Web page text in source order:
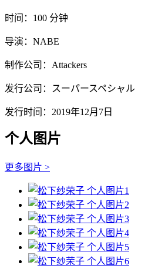
时间：100 分钟
导演：NABE
制作公司：Attackers
发行公司：スーパースペシャル
发行时间：2019年12月7日
个人图片
更多图片 >